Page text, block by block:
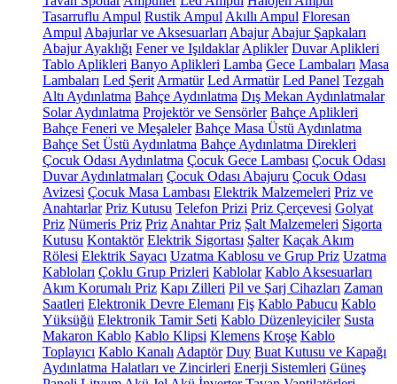
Tasarruflu Ampul Rustik Ampul Akıllı Ampul Floresan
Ampul Abajurlar ve Aksesuarları Abajur Abajur Şapkaları
Abajur Ayaklığı Fener ve Işıldaklar Aplikler Duvar Aplikleri
Tablo Aplikleri Banyo Aplikleri Lamba Gece Lambaları Masa
Lambaları Led Şerit Armatür Led Armatür Led Panel Tezgah
Altı Aydınlatma Bahçe Aydınlatma Dış Mekan Aydınlatmalar
Solar Aydınlatma Projektör ve Sensörler Bahçe Aplikleri
Bahçe Feneri ve Meşaleler Bahçe Masa Üstü Aydınlatma
Bahçe Set Üstü Aydınlatma Bahçe Aydınlatma Direkleri
Çocuk Odası Aydınlatma Çocuk Gece Lambası Çocuk Odası
Duvar Aydınlatmaları Çocuk Odası Abajuru Çocuk Odası
Avizesi Çocuk Masa Lambası Elektrik Malzemeleri Priz ve
Anahtarlar Priz Kutusu Telefon Prizi Priz Çerçevesi Golyat
Priz Nümeris Priz Priz Anahtar Priz Şalt Malzemeleri Sigorta
Kutusu Kontaktör Elektrik Sigortası Şalter Kaçak Akım
Rölesi Elektrik Sayacı Uzatma Kablosu ve Grup Priz Uzatma
Kabloları Çoklu Grup Prizleri Kablolar Kablo Aksesuarları
Akım Korumalı Priz Kapı Zilleri Pil ve Şarj Cihazları Zaman
Saatleri Elektronik Devre Elemanı Fiş Kablo Pabucu Kablo
Yüksüğü Elektronik Tamir Seti Kablo Düzenleyiciler Susta
Makaron Kablo Kablo Klipsi Klemens Kroşe Kablo
Toplayıcı Kablo Kanalı Adaptör Duy Buat Kutusu ve Kapağı
Aydınlatma Halatları ve Zincirleri Enerji Sistemleri Güneş